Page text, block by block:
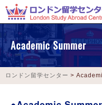
Academic Summer
ロンドン留学センター >